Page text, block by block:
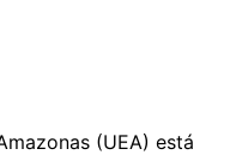
(UEA) está